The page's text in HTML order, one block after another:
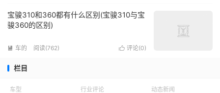
宝骏310和360都有什么区别(宝骏310与宝
骏360的区别)
 车的 阅读(762)  评论(0)
栏目
车型 行业评论 动态新闻